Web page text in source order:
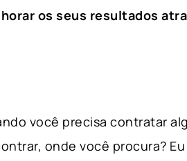
os seus resultados
você precisa contratar
onde você procura?